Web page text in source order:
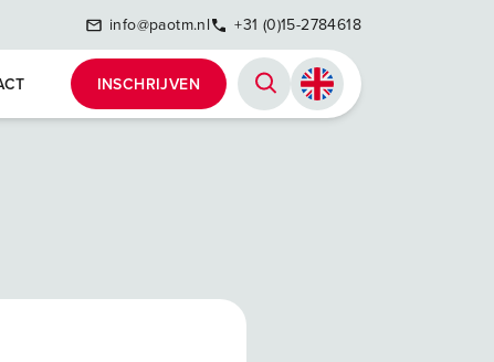
info@paotm.nl +31 (0)15-2784618
INSCHRIJVEN